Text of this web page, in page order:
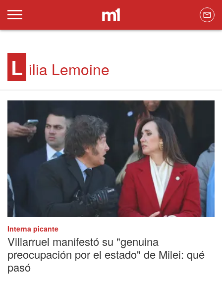
L ilia Lemoine
Interna picante
Villarruel manifestó su "genuina
preocupación por el estado" de Milei: qué
pasó